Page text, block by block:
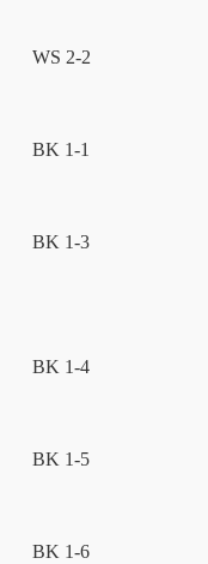
WS 2-2
BK 1-1
BK 1-3
BK 1-4
BK 1-5
BK 1-6